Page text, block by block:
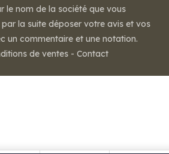
le nom de la société que vous
la suite déposer votre avis et vos
un commentaire et une notation.
de ventes - Contact